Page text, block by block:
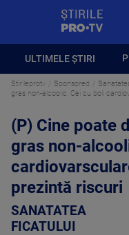
ULTIMELE ȘTIRI
Stirileprotv Sponsored
gras non-alcoolic. Cei cu boli
(P) Cine poate
gras non-
prezintă riscuri
SANATATEA
FICATULUI